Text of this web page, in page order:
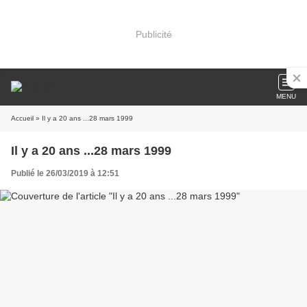
Publicité
MENU
Accueil » Il y a 20 ans ...28 mars 1999
Il y a 20 ans ...28 mars 1999
Publié le 26/03/2019 à 12:51